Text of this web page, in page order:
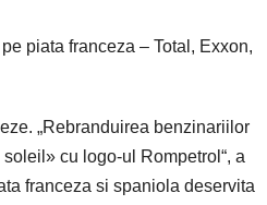
piata franceza – Total, Exxon,
„Rebranduirea benzinariilor
cu logo-ul Rompetrol“, a
franceza si spaniola deservita